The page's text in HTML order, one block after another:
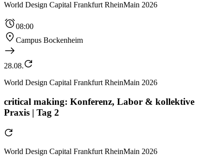
World Design Capital Frankfurt RheinMain 2026
08:00
Campus Bockenheim
28.08.
World Design Capital Frankfurt RheinMain 2026
critical making: Konferenz, Labor & kollektive
Praxis | Tag 2
World Design Capital Frankfurt RheinMain 2026